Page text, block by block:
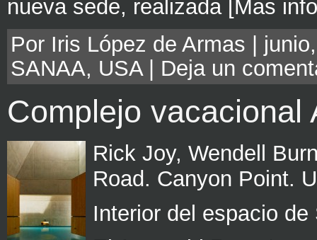
nueva sede, realizada [Mas
Por Iris López de Armas |
SANAA, USA| Deja un
Complejo vacacional
Rick Joy, Wendell
Road. Canyon Point.
Interior del espacio